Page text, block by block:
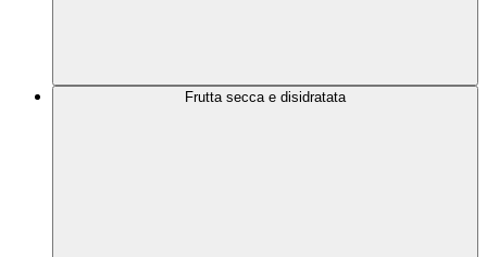
Frutta secca e disidratata